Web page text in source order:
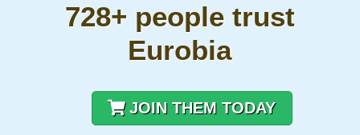
728+ people trust
Eurobia
JOIN THEM TODAY